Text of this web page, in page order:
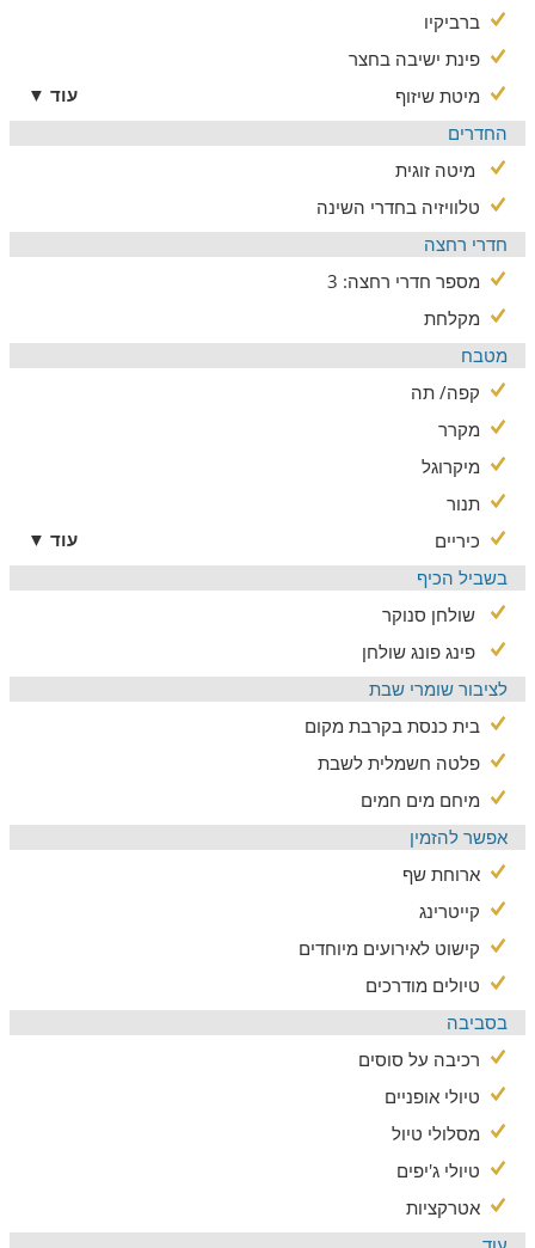
לשומרי מסורת
אירוח מותאים לציבור הדתי
שומרי השבת שיתארחו בוילה מוזמנים להשתמש במיחם מים ופלטה
חשמלית הניצבים במטבח. בית כנסת שוכן בקרבת הוילה, ובישוב
תמצאו גם מקווה טהרה. שעות העזיבה גמישות בשבת ובוילה תיהנו
מפרטיות מוחלטת.
ברביקיו
פינת ישיבה בחצר
מיטת שיזוף
עוד ▼
החדרים
מיטה זוגית
טלוויזיה בחדרי השינה
חדרי רחצה
מספר חדרי רחצה: 3
מקלחת
מטבח
קפה/ תה
מקרר
מיקרוגל
תנור
כיריים
עוד ▼
בשביל הכיף
שולחן סנוקר
פינג פונג שולחן
לציבור שומרי שבת
בית כנסת בקרבת מקום
פלטה חשמלית לשבת
מיחם מים חמים
אפשר להזמין
ארוחת שף
קייטרינג
קישוט לאירועים מיוחדים
טיולים מודרכים
בסביבה
רכיבה על סוסים
טיולי אופניים
מסלולי טיול
טיולי ג'יפים
אטרקציות